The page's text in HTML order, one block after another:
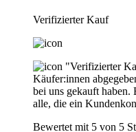
Verifizierter Kauf
"Verifizierter
Käufer:innen
bei uns gekauft haben.
alle, die ein
Bewertet mit 5 von 5